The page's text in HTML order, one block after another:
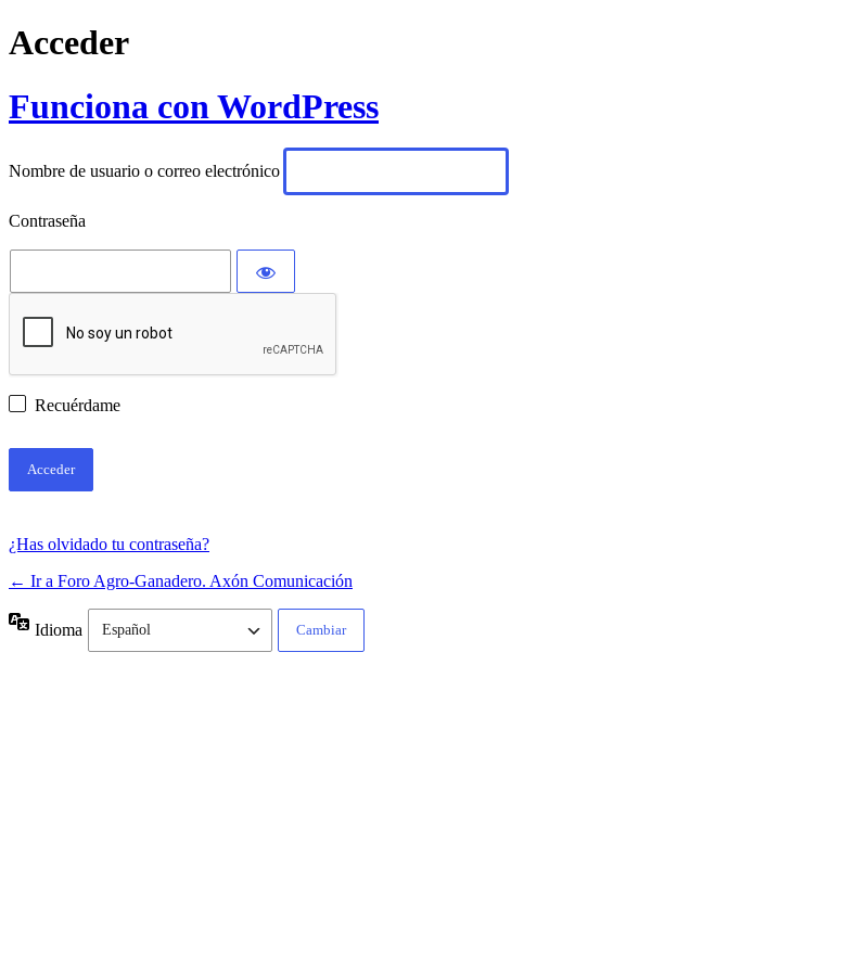
Acceder
Funciona con WordPress
Nombre de usuario o correo electrónico
Contraseña
Recuérdame
¿Has olvidado tu contraseña?
← Ir a Foro Agro-Ganadero. Axón Comunicación
Idioma